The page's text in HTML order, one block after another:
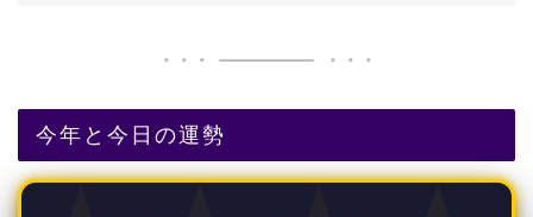
今年と今日の運勢